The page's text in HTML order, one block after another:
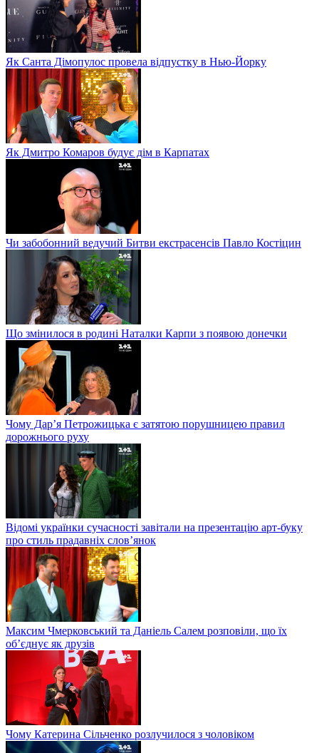
Як Санта Дімопулос провела відпустку в Нью-Йорку
Як Дмитро Комаров будує дім в Карпатах
Чи забобонний ведучий Битви екстрасенсів Павло Костіцин
Що змінилося в родині Наталки Карпи з появою донечки
Чому Дар’я Петрожицька є затятою порушницею правил
дорожнього руху
Відомі українки сучасності завітали на презентацію арт-буку
про стиль прадавніх слов’янок
Максим Чмерковський та Даніель Салем розповіли, що їх
об’єднує як друзів
Чому Катерина Сільченко розлучилося з чоловіком